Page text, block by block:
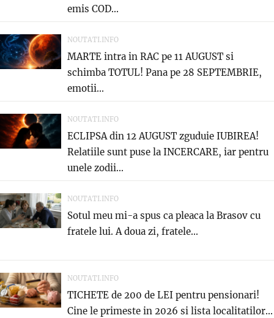
emis COD...
NOUTATI.INFO
MARTE intra in RAC pe 11 AUGUST si
schimba TOTUL! Pana pe 28 SEPTEMBRIE,
emotii...
NOUTATI.INFO
ECLIPSA din 12 AUGUST zguduie IUBIREA!
Relatiile sunt puse la INCERCARE, iar pentru
unele zodii...
NOUTATI.INFO
Sotul meu mi-a spus ca pleaca la Brasov cu
fratele lui. A doua zi, fratele...
NOUTATI.INFO
TICHETE de 200 de LEI pentru pensionari!
Cine le primeste in 2026 si lista localitatilor...